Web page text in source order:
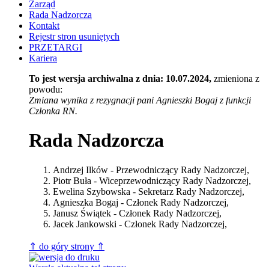
Zarząd
Rada Nadzorcza
Kontakt
Rejestr stron usuniętych
PRZETARGI
Kariera
To jest wersja archiwalna z dnia: 10.07.2024, zmieniona z
powodu:
Zmiana wynika z rezygnacji pani Agnieszki Bogaj z funkcji
Członka RN.
Rada Nadzorcza
Andrzej Ilków - Przewodniczący Rady Nadzorczej,
Piotr Buła - Wiceprzewodniczący Rady Nadzorczej,
Ewelina Szybowska - Sekretarz Rady Nadzorczej,
Agnieszka Bogaj - Członek Rady Nadzorczej,
Janusz Świątek - Członek Rady Nadzorczej,
Jacek Jankowski - Członek Rady Nadzorczej,
⇑ do góry strony ⇑